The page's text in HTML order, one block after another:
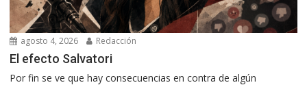
agosto 4, 2026 Redacción
El efecto Salvatori
Por fin se ve que hay consecuencias en contra de algún